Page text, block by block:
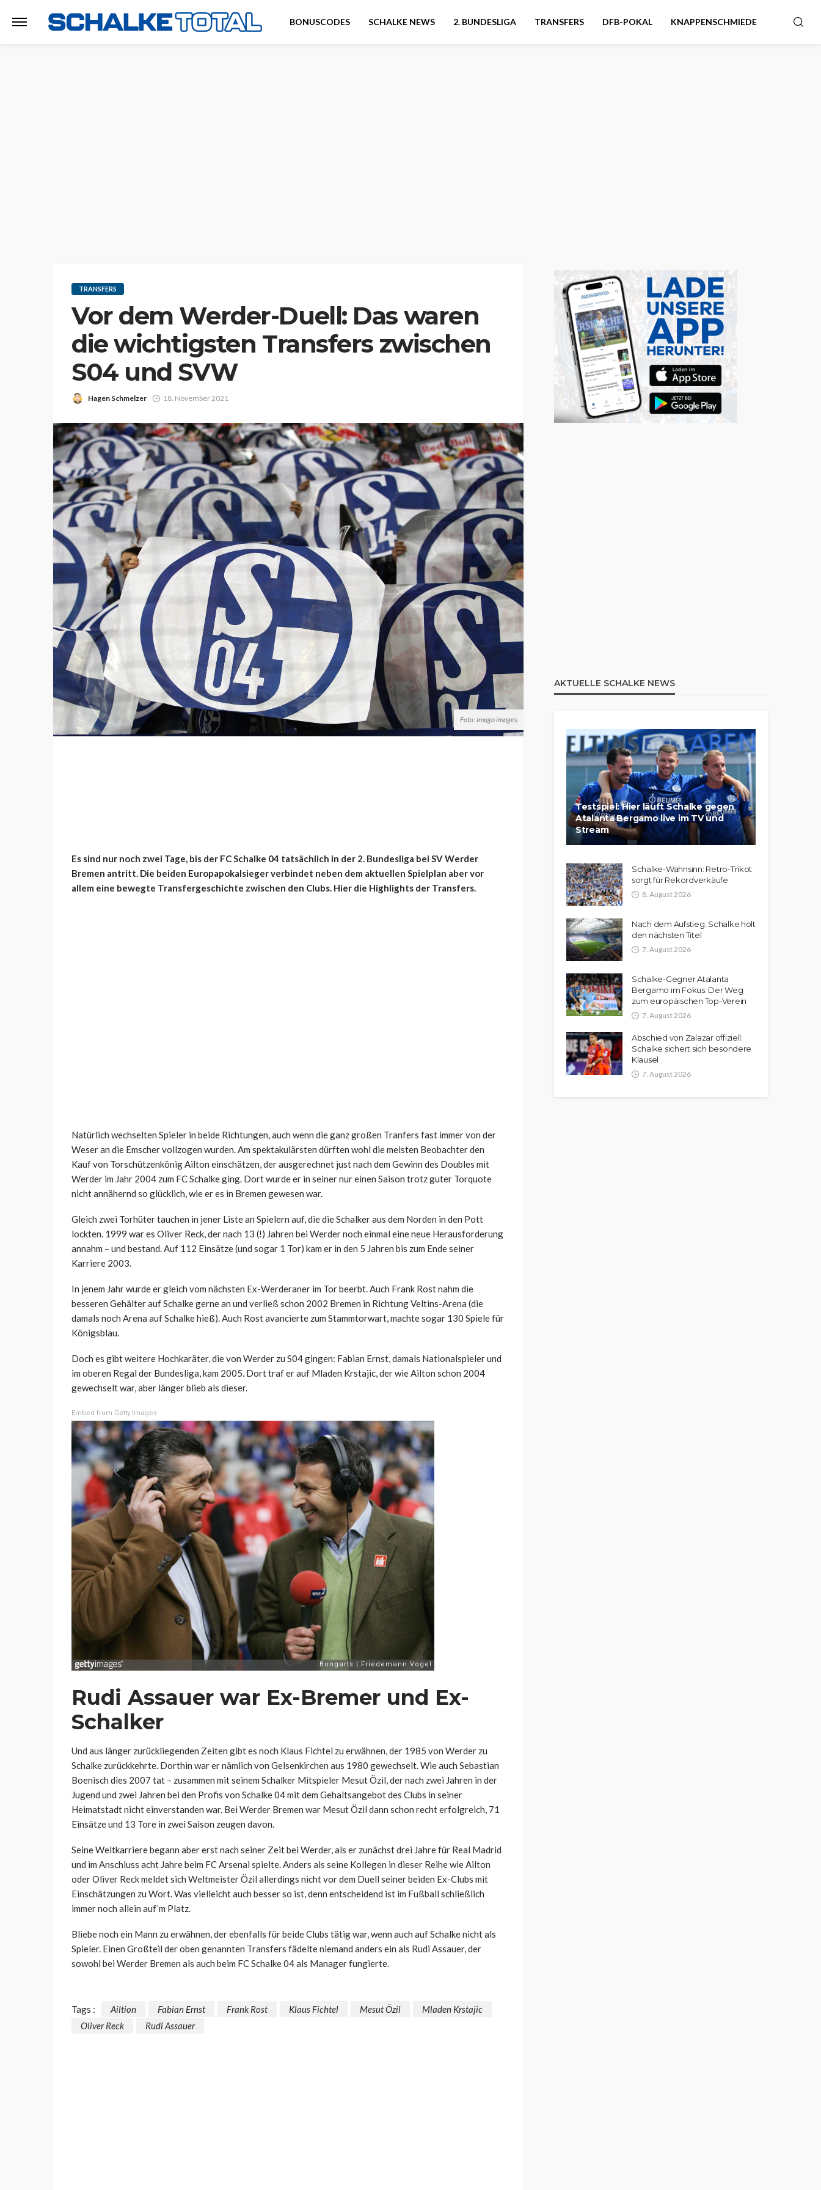
BONUSCODES SCHALKE NEWS 2. BUNDESLIGA TRANSFERS DFB-POKAL KNAPPENSCHMIEDE
TRANSFERS
Vor dem Werder-Duell: Das waren
die wichtigsten Transfers zwischen
S04 und SVW
Hagen Schmelzer 18. November 2021
Foto: imago images
Es sind nur noch zwei Tage, bis der FC Schalke 04 tatsächlich in der 2. Bundesliga bei SV Werder
Bremen antritt. Die beiden Europapokalsieger verbindet neben dem aktuellen Spielplan aber vor
allem eine bewegte Transfergeschichte zwischen den Clubs. Hier die Highlights der Transfers.
Natürlich wechselten Spieler in beide Richtungen, auch wenn die ganz großen Tranfers fast immer von der
Weser an die Emscher vollzogen wurden. Am spektakulärsten dürften wohl die meisten Beobachter den
Kauf von Torschützenkönig Ailton einschätzen, der ausgerechnet just nach dem Gewinn des Doubles mit
Werder im Jahr 2004 zum FC Schalke ging. Dort wurde er in seiner nur einen Saison trotz guter Torquote
nicht annähernd so glücklich, wie er es in Bremen gewesen war.
Gleich zwei Torhüter tauchen in jener Liste an Spielern auf, die die Schalker aus dem Norden in den Pott
lockten. 1999 war es Oliver Reck, der nach 13 (!) Jahren bei Werder noch einmal eine neue Herausforderung
annahm – und bestand. Auf 112 Einsätze (und sogar 1 Tor) kam er in den 5 Jahren bis zum Ende seiner
Karriere 2003.
In jenem Jahr wurde er gleich vom nächsten Ex-Werderaner im Tor beerbt. Auch Frank Rost nahm die
besseren Gehälter auf Schalke gerne an und verließ schon 2002 Bremen in Richtung Veltins-Arena (die
damals noch Arena auf Schalke hieß). Auch Rost avancierte zum Stammtorwart, machte sogar 130 Spiele für
Königsblau.
Doch es gibt weitere Hochkaräter, die von Werder zu S04 gingen: Fabian Ernst, damals Nationalspieler und
im oberen Regal der Bundesliga, kam 2005. Dort traf er auf Mladen Krstajic, der wie Ailton schon 2004
gewechselt war, aber länger blieb als dieser.
Embed from Getty Images
Rudi Assauer war Ex-Bremer und Ex-
Schalker
Und aus länger zurückliegenden Zeiten gibt es noch Klaus Fichtel zu erwähnen, der 1985 von Werder zu
Schalke zurückkehrte. Dorthin war er nämlich von Gelsenkirchen aus 1980 gewechselt. Wie auch Sebastian
Boenisch dies 2007 tat – zusammen mit seinem Schalker Mitspieler Mesut Özil, der nach zwei Jahren in der
Jugend und zwei Jahren bei den Profis von Schalke 04 mit dem Gehaltsangebot des Clubs in seiner
Heimatstadt nicht einverstanden war. Bei Werder Bremen war Mesut Özil dann schon recht erfolgreich, 71
Einsätze und 13 Tore in zwei Saison zeugen davon.
Seine Weltkarriere begann aber erst nach seiner Zeit bei Werder, als er zunächst drei Jahre für Real Madrid
und im Anschluss acht Jahre beim FC Arsenal spielte. Anders als seine Kollegen in dieser Reihe wie Ailton
oder Oliver Reck meldet sich Weltmeister Özil allerdings nicht vor dem Duell seiner beiden Ex-Clubs mit
Einschätzungen zu Wort. Was vielleicht auch besser so ist, denn entscheidend ist im Fußball schließlich
immer noch allein auf’m Platz.
Bliebe noch ein Mann zu erwähnen, der ebenfalls für beide Clubs tätig war, wenn auch auf Schalke nicht als
Spieler. Einen Großteil der oben genannten Transfers fädelte niemand anders ein als Rudi Assauer, der
sowohl bei Werder Bremen als auch beim FC Schalke 04 als Manager fungierte.
Tags : Ailtion Fabian Ernst Frank Rost Klaus Fichtel Mesut Özil
Mladen Krstajic
Oliver Reck
Rudi Assauer
AKTUELLE SCHALKE NEWS
Testspiel: Hier läuft Schalke gegen
Atalanta Bergamo live im TV und
Stream
Schalke-Wahnsinn: Retro-Trikot
sorgt für Rekordverkäufe
8. August 2026
Nach dem Aufstieg: Schalke holt
den nächsten Titel
7. August 2026
Schalke-Gegner Atalanta
Bergamo im Fokus: Der Weg
zum europäischen Top-Verein
7. August 2026
Abschied von Zalazar offiziell:
Schalke sichert sich besondere
Klausel
7. August 2026